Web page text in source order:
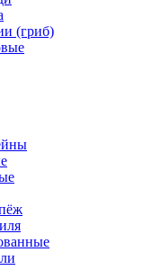
(гриб)